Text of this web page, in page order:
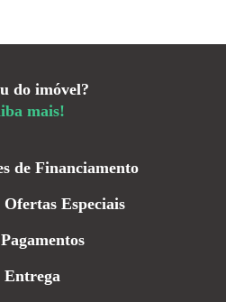
do imóvel?
mais!
de Financiamento
Ofertas Especiais
Entrega